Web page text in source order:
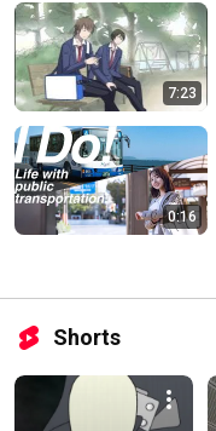
7:23
0:16
Shorts